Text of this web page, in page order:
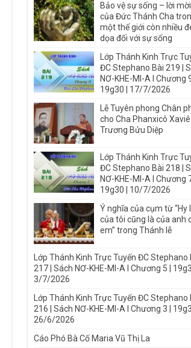
Bảo vệ sự sống – lời
của Đức Thánh Cha
một thế giới còn nhiều
dọa đối với sự sống
Lớp Thánh Kinh Trực
ĐC Stephano Bài 219 |
NƠ-KHE-MI-A I Chương 9
19g30 | 17/7/2026
Lễ Tuyên phong Chân
cho Cha Phanxicô Xaviê
Trương Bửu Diệp
Lớp Thánh Kinh Trực
ĐC Stephano Bài 218 |
NƠ-KHE-MI-A I Chương 7
19g30 | 10/7/2026
Ý nghĩa của cụm từ “Hy
của tôi cũng là của anh
em” trong Thánh lễ
Lớp Thánh Kinh Trực Tuyến ĐC Stephano
217 | Sách NƠ-KHE-MI-A I Chương 5 |
3/7/2026
Lớp Thánh Kinh Trực Tuyến ĐC Stephano
216 | Sách NƠ-KHE-MI-A I Chương 3 |
26/6/2026
Cáo Phó Bà Cố Maria Vũ Thị La